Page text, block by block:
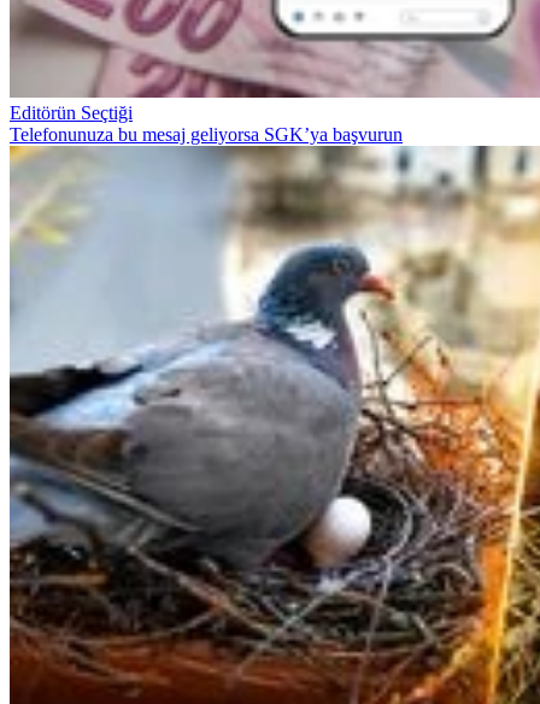
Editörün Seçtiği
Telefonunuza bu mesaj geliyorsa SGK’ya başvurun